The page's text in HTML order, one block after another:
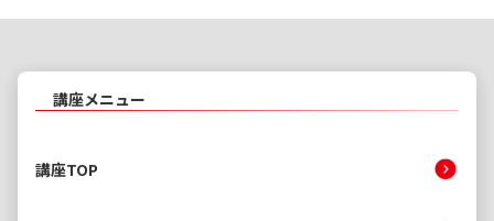
講座メニュー
講座TOP